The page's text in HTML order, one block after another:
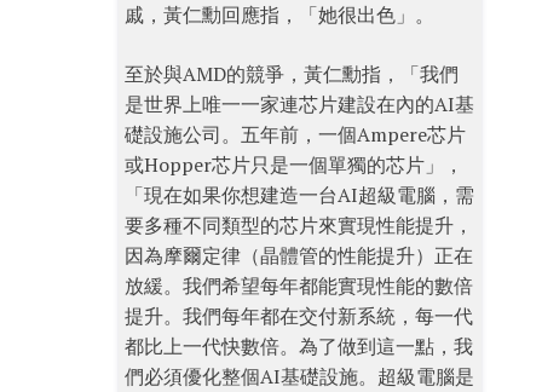
戚，黃仁勳回應指，「她很出色」。
至於與AMD的競爭，黃仁勳指，「我們
是世界上唯一一家連芯片建設在內的AI基
礎設施公司。五年前，一個Ampere芯片
或Hopper芯片只是一個單獨的芯片」，
「現在如果你想建造一台AI超級電腦，需
要多種不同類型的芯片來實現性能提升，
因為摩爾定律（晶體管的性能提升）正在
放緩。我們希望每年都能實現性能的數倍
提升。我們每年都在交付新系統，每一代
都比上一代快數倍。為了做到這一點，我
們必須優化整個AI基礎設施。超級電腦是